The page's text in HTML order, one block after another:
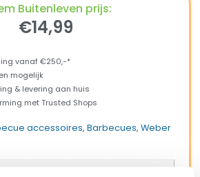
Buitenleven prijs:
€14,99
vanaf €250,-*
mogelijk
& levering aan huis
met Trusted Shops
accessoires,Barbecues,Weber